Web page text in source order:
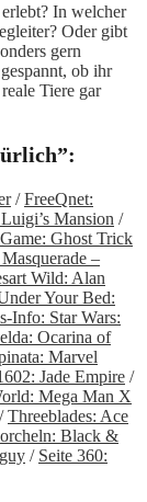
In welcher
Oder gibt
gern
ob ihr
Tiere gar
/FreeQnet:
Mansion /
Ghost Trick
–
Wild: Alan
Your Bed:
Info: Star Wars:
Ocarina of
Marvel
Jade Empire /
Mega Man X
/Threeblades: Ace
Black &
/ Seite 360: